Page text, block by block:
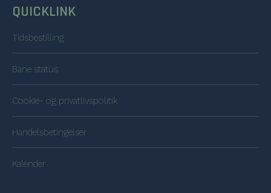
QUICKLINK
Tidsbestilling
Bane status
Cookie- og privatlivspolitik
Handelsbetingelser
Kalender